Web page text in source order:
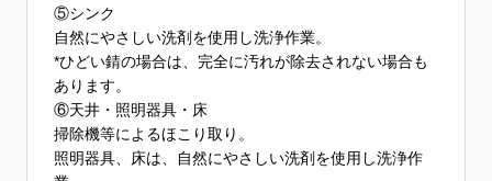
⑤シンク
自然にやさしい洗剤を使用し洗浄作業。
*ひどい錆の場合は、完全に汚れが除去されない場合も
あります。
⑥天井・照明器具・床
掃除機等によるほこり取り。
照明器具、床は、自然にやさしい洗剤を使用し洗浄作